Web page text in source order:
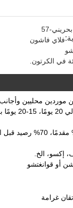
57
فلاي فاشون
في الكرتون.
موردين محليين
حوالي 20
تي/تي.30% مقدمًا،
إكسو، الخ.
أو قوانغتشو